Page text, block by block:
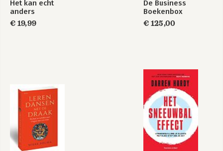
Profit first Profit first
Het kan echt
anders
€ 19,99
De Business
Boekenbox
€ 125,00